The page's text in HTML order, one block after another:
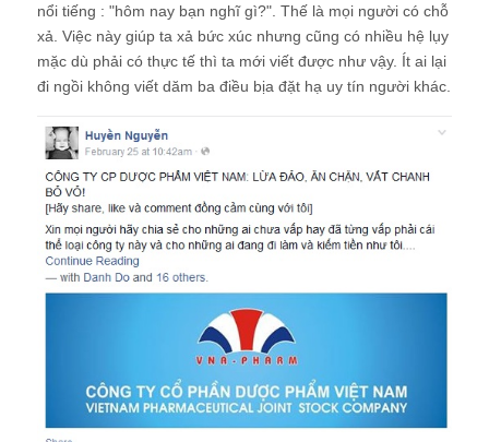
nổi tiếng : "hôm nay bạn nghĩ gì?". Thế là mọi người có chỗ
xả. Việc này giúp ta xả bức xúc nhưng cũng có nhiều hệ lụy
mặc dù phải có thực tế thì ta mới viết được như vậy. Ít ai lại
đi ngồi không viết dăm ba điều bịa đặt hạ uy tín người khác.